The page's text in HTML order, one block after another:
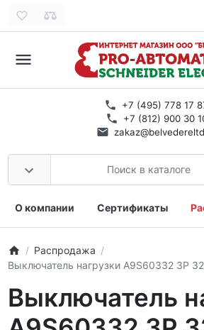
+7 (495) 778 17
+7 (812) 900 30
О компании Сертификаты
Распродажа
Выключатель нагрузки A9S60332 3P
Выключатель